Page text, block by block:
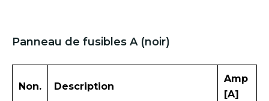
Panneau de fusibles A (noir)
Non. Description
Amp
[A]